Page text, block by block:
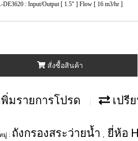
DE3620 : Input/Output [ 1.5" ] Flow [ 16 m3/hr ]
สั่งซื้อสินค้า
พิ่มรายการโปรด เปรี
มู่ : ถังกรองสระว่ายน้ำ ยี่ห้อ